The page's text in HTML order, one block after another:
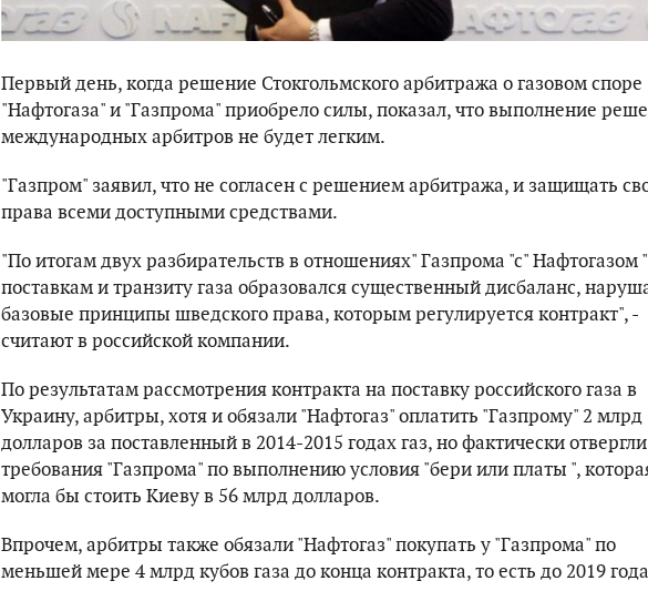
Первый день, когда решение Стокгольмского арбитража о газовом споре
"Нафтогаза" и "Газпрома" приобрело силы, показал, что выполнение
международных арбитров не будет легким.
"Газпром" заявил, что не согласен с решением арбитража, и защищать
права всеми доступными средствами.
"По итогам двух разбирательств в отношениях" Газпрома "с" Нафтогазом
поставкам и транзиту газа образовался существенный дисбаланс,
базовые принципы шведского права, которым регулируется контракт", -
считают в российской компании.
По результатам рассмотрения контракта на поставку российского газа в
Украину, арбитры, хотя и обязали "Нафтогаз" оплатить "Газпрому" 2 млрд
долларов за поставленный в 2014-2015 годах газ, но фактически отвергли
требования "Газпрома" по выполнению условия "бери или платы ",
могла бы стоить Киеву в 56 млрд долларов.
Впрочем, арбитры также обязали "Нафтогаз" покупать у "Газпрома" по
меньшей мере 4 млрд кубов газа до конца контракта, то есть до 2019